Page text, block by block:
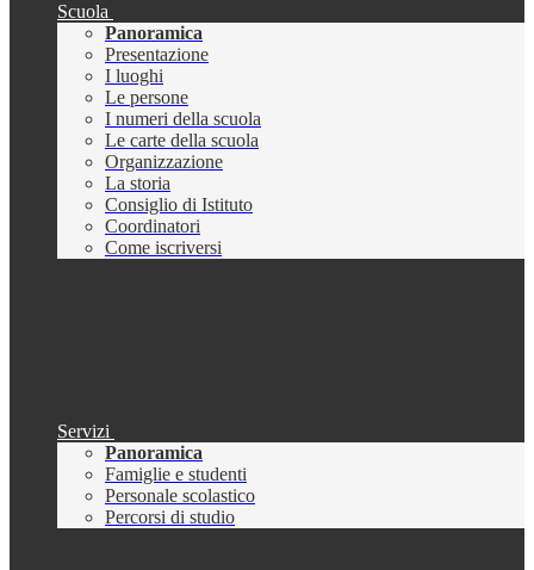
Scuola
Panoramica
Presentazione
I luoghi
Le persone
I numeri della scuola
Le carte della scuola
Organizzazione
La storia
Consiglio di Istituto
Coordinatori
Come iscriversi
Servizi
Panoramica
Famiglie e studenti
Personale scolastico
Percorsi di studio